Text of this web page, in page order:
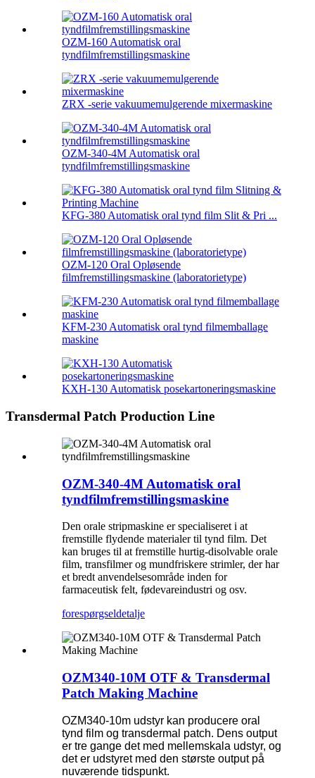
OZM-160 Automatisk oral
tyndfilmfremstillingsmaskine
ZRX -serie vakuumemulgerende mixermaskine
OZM-340-4M Automatisk oral
tyndfilmfremstillingsmaskine
KFG-380 Automatisk oral tynd film Slit & Pri ...
OZM-120 Oral Opløsende
filmfremstillingsmaskine (laboratorietype)
KFM-230 Automatisk oral tynd filmemballage
maskine
KXH-130 Automatisk posekartoneringsmaskine
Transdermal Patch Production Line
OZM-340-4M Automatisk oral
tyndfilmfremstillingsmaskine
Den orale stripmaskine er specialiseret i at
fremstille flydende materialer til tynd film. Det
kan bruges til at fremstille hurtig-disolvable orale
film, transfilmer og mundfriskere strimler, der har
et bredt anvendelsesområde inden for
farmaceutisk felt, fødevareindustri og osv.
forespørgseldetalje
OZM340-10M OTF & Transdermal
Patch Making Machine
OZM340-10m udstyr kan producere oral
tynd film og transdermal patch. Dens output
er tre gange det med mellemskala udstyr, og
det er udstyret med den største output på
nuværende tidspunkt.